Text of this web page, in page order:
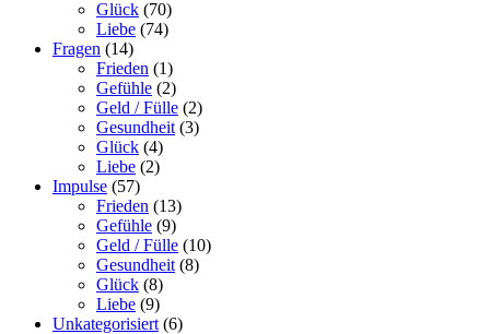
Glück (70)
Liebe (74)
Fragen (14)
Frieden (1)
Gefühle (2)
Geld / Fülle (2)
Gesundheit (3)
Glück (4)
Liebe (2)
Impulse (57)
Frieden (13)
Gefühle (9)
Geld / Fülle (10)
Gesundheit (8)
Glück (8)
Liebe (9)
Unkategorisiert (6)